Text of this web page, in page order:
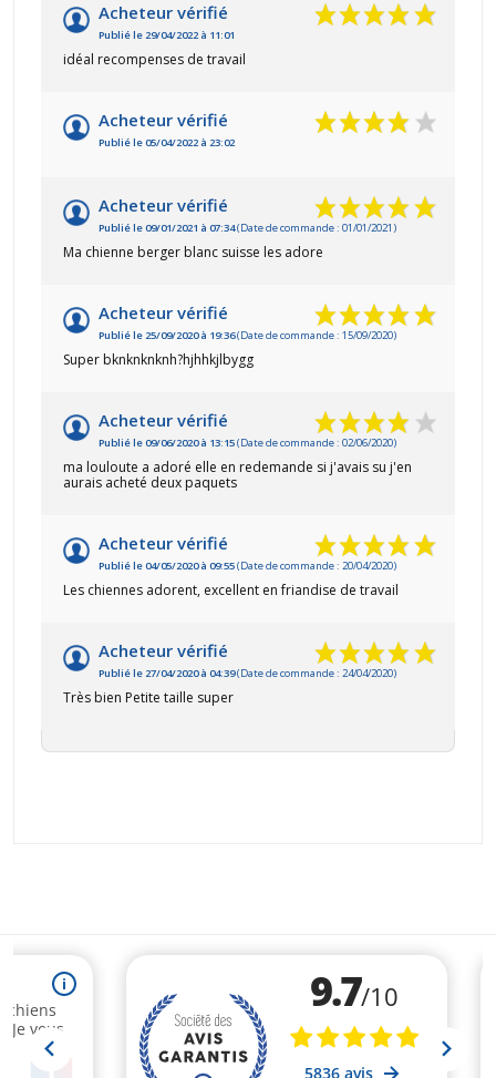
Acheteur vérifié
Publié le 29/04/2022 à 11:01
idéal recompenses de travail
Acheteur vérifié
Publié le 05/04/2022 à 23:02
Acheteur vérifié
Publié le 09/01/2021 à 07:34(Date de commande : 01/01/2021)
Ma chienne berger blanc suisse les adore
Acheteur vérifié
Publié le 25/09/2020 à 19:36(Date de commande : 15/09/2020)
Super bknknknknh?hjhhkjlbygg
Acheteur vérifié
Publié le 09/06/2020 à 13:15(Date de commande : 02/06/2020)
ma louloute a adoré elle en redemande si j'avais su j'en
aurais acheté deux paquets
Acheteur vérifié
Publié le 04/05/2020 à 09:55(Date de commande : 20/04/2020)
Les chiennes adorent, excellent en friandise de travail
Acheteur vérifié
Publié le 27/04/2020 à 04:39(Date de commande : 24/04/2020)
Très bien Petite taille super